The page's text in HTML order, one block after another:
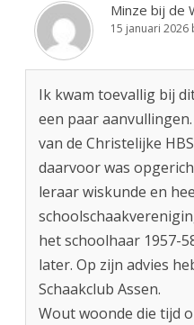
Minze bij de
15 januari 2026
Ik kwam toevallig bij
een paar
van de Christelijke
daarvoor was
leraar wiskunde en
het schoolhaar 1957-
later. Op zijn advies
Schaakclub Assen.
Wout woonde die tijd